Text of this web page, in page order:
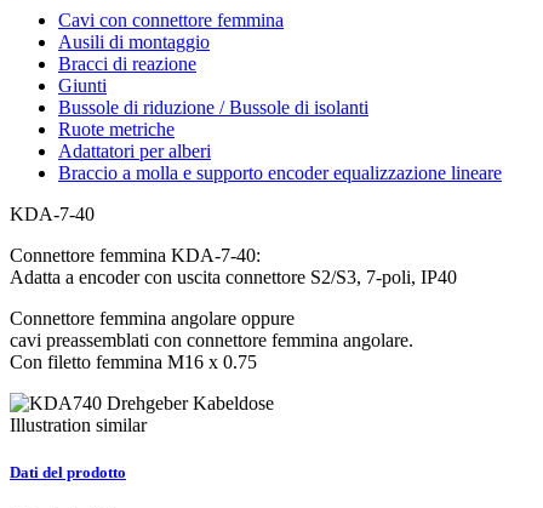
Cavi con connettore femmina
Ausili di montaggio
Bracci di reazione
Giunti
Bussole di riduzione / Bussole di isolanti
Ruote metriche
Adattatori per alberi
Braccio a molla e supporto encoder equalizzazione lineare
KDA-7-40
Connettore femmina KDA-7-40:
Adatta a encoder con uscita connettore S2/S3, 7-poli, IP40
Connettore femmina angolare oppure
cavi preassemblati con connettore femmina angolare.
Con filetto femmina M16 x 0.75
Illustration similar
Dati del prodotto